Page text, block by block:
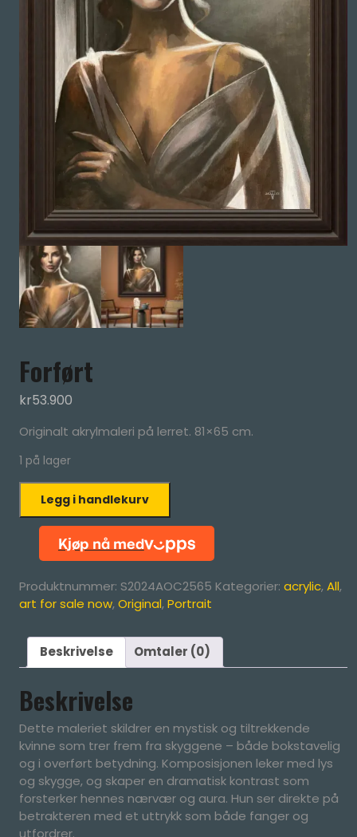
Forført
kr53.900
Originalt akrylmaleri på lerret. 81×65 cm.
1 på lager
antallLegg i handlekurv
Produktnummer: S2024AOC2565 Kategorier: acrylic,All,
art for sale now,Original,Portrait
Beskrivelse Omtaler (0)
Beskrivelse
Dette maleriet skildrer en mystisk og tiltrekkende
kvinne som trer frem fra skyggene – både bokstavelig
og i overført betydning. Komposisjonen leker med lys
og skygge, og skaper en dramatisk kontrast som
forsterker hennes nærvær og aura. Hun ser direkte på
betrakteren med et uttrykk som både fanger og
utfordrer.